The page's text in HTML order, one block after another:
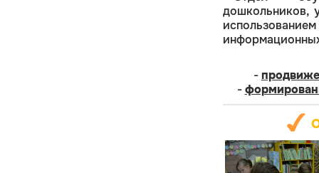
дошкольников,
-
-